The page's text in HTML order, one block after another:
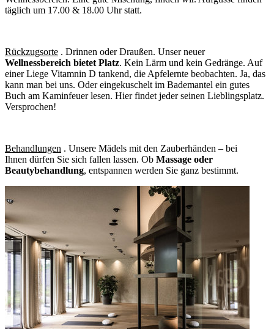
täglich um 17.00 & 18.00 Uhr statt.
Rückzugsorte . Drinnen oder Draußen. Unser neuer
Wellnessbereich bietet Platz. Kein Lärm und kein Gedränge. Auf
einer Liege Vitamnin D tankend, die Apfelernte beobachten. Ja, das
kann man bei uns. Oder eingekuschelt im Bademantel ein gutes
Buch am Kaminfeuer lesen. Hier findet jeder seinen Lieblingsplatz.
Versprochen!
Behandlungen . Unsere Mädels mit den Zauberhänden – bei
Ihnen dürfen Sie sich fallen lassen. Ob Massage oder
Beautybehandlung, entspannen werden Sie ganz bestimmt.